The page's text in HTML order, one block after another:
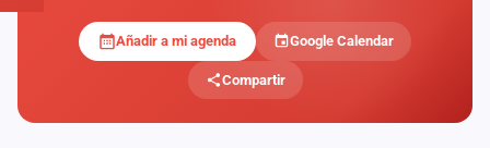
Añadir a mi agenda Google Calendar
Compartir